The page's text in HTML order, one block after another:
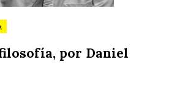
por Daniel